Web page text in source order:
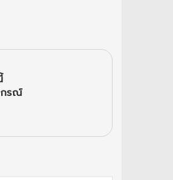
กรณ์